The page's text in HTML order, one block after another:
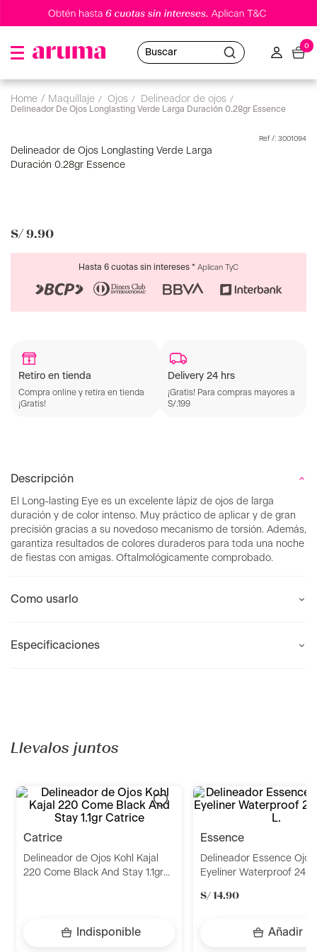
Buscar
0
maquillaje ojos delineador de ojos
Delineador De Ojos Longlasting Verde Larga Duración 0.28gr Essence
: 3001094
Delineador de Ojos Longlasting Verde Larga
Duración 0.28gr Essence
S/ 9.90
Hasta 6 cuotas sin intereses * Aplican TyC
Retiro en tienda
Compra online y retira en tienda
¡Gratis!
Delivery 24 hrs
¡Gratis! Para compras mayores a
S/.199
Descripción
El Long-lasting Eye es un excelente lápiz de ojos de larga
duración y de color intenso. Muy práctico de aplicar y de gran
precisión gracias a su novedoso mecanismo de torsión. Además,
garantiza resultados de colores duraderos para toda una noche
de fiestas con amigas. Oftalmológicamente comprobado.
Como usarlo
Especificaciones
Delineador Retractil Marron 0.35
Gr Petrizzio
S/ 39.90
Añadir
Delineador Essence Ojos
Eyeliner Waterproof 24H
S/ 14.90
Añadir